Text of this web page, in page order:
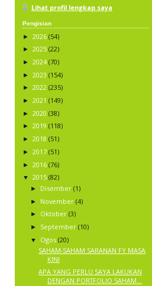
Lihat profil lengkap saya
Pengisian
► 2026 (54)
► 2025 (22)
► 2024 (70)
► 2023 (154)
► 2022 (235)
► 2021 (149)
► 2020 (38)
► 2019 (118)
► 2018 (51)
► 2017 (51)
► 2016 (76)
▼ 2015 (82)
► Disember (1)
► November (4)
► Oktober (3)
► September (10)
▼ Ogos (20)
SAHAM-SAHAM SARANAN FY MASA
KINI
APA YANG PERLU SAYA LAKUKAN
DENGAN PORTFOLIO SAHAM...